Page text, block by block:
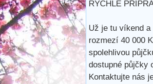
RYCHLE
Už je tu víkend
rozmezí 40 000
spolehlivou
dostupné půjčky
Kontaktujte nás